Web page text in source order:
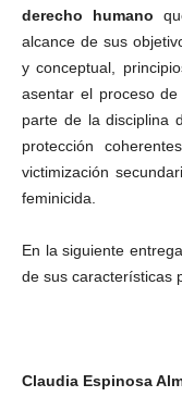
derecho humano
alcance de sus
y conceptual,
asentar el proceso
parte de la disciplina
protección
victimización
feminicida.
En la siguiente
de sus características
Claudia Espinosa